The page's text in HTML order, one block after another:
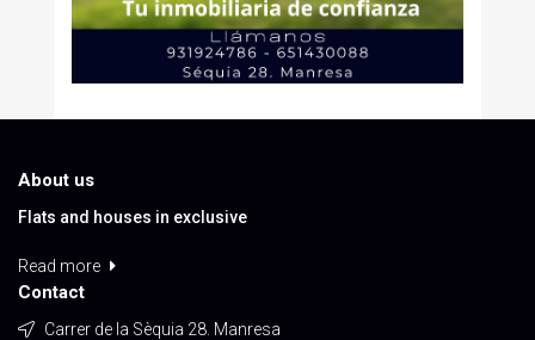
About us
Flats and houses in exclusive
Read more
Contact
Carrer de la Sèquia 28. Manresa